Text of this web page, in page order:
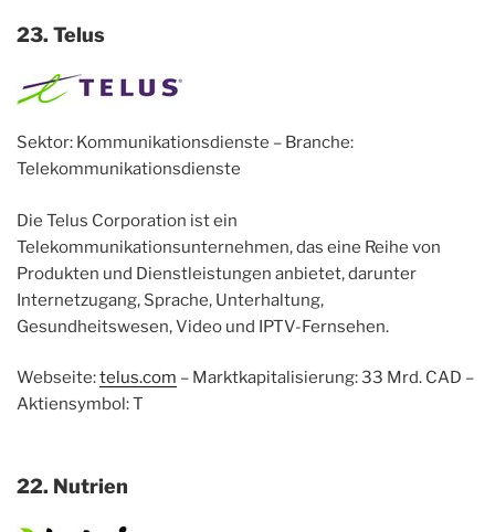
23. Telus
Sektor: Kommunikationsdienste – Branche:
Telekommunikationsdienste
Die Telus Corporation ist ein
Telekommunikationsunternehmen, das eine Reihe von
Produkten und Dienstleistungen anbietet, darunter
Internetzugang, Sprache, Unterhaltung,
Gesundheitswesen, Video und IPTV-Fernsehen.
Webseite:telus.com – Marktkapitalisierung: 33 Mrd. CAD –
Aktiensymbol: T
22. Nutrien